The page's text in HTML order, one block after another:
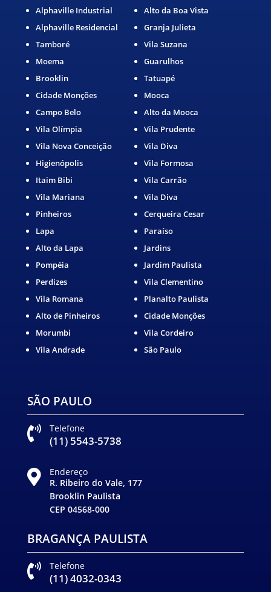
Alphaville Industrial
Alphaville Residencial
Tamboré
Moema
Brooklin
Cidade Monções
Campo Belo
Vila Olímpia
Vila Nova Conceição
Higienópolis
Itaim Bibi
Vila Mariana
Pinheiros
Lapa
Alto da Lapa
Pompéia
Perdizes
Vila Romana
Alto de Pinheiros
Morumbi
Vila Andrade
Alto da Boa Vista
Granja Julieta
Vila Suzana
Guarulhos
Tatuapé
Mooca
Alto da Mooca
Vila Prudente
Vila Diva
Vila Formosa
Vila Carrão
Vila Diva
Cerqueira Cesar
Paraíso
Jardins
Jardim Paulista
Vila Clementino
Planalto Paulista
Cidade Monções
Vila Cordeiro
São Paulo
SÃO PAULO
 Telefone
(11) 5543-5738

Endereço
R. Ribeiro do Vale, 177
Brooklin Paulista
CEP 04568-000
BRAGANÇA PAULISTA
 Telefone
(11) 4032-0343